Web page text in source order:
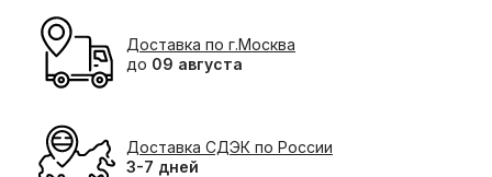
Доставка по г.Москва
до 09 августа
Доставка СДЭК по России
3-7 дней